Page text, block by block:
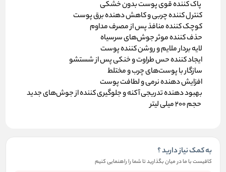
پاک کننده قوی پوست بدون خشکی
کنترل کننده چربی و کاهش دهنده برق پوست
کوچک کننده منافذ پس از مصرف مداوم
حذف کننده موثر جوش‌های سرسیاه
لایه ‌بردار ملایم و روشن کننده پوست
ایجاد کننده حس طراوت و خنکی پس از شستشو
سازگار با پوست‌های چرب و مختلط
افزایش دهنده نرمی و لطافت پوست
بهبود دهنده تدریجی آکنه و جلوگیری کننده از جوش‌های جدید
حجم 200 میلی لیتر
به کمک نیاز دارید ؟
کافیست با ما در میان بگذارید تا شما را راهنمایی کنیم